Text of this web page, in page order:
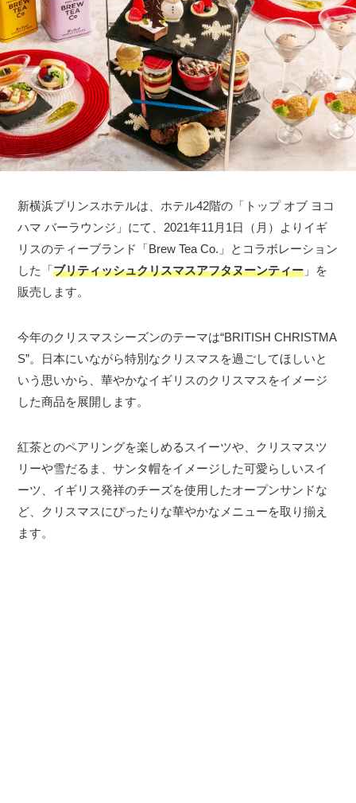
新横浜プリンスホテルは、ホテル42階の「トップ オブ ヨコ
ハマ バーラウンジ」にて、2021年11月1日（月）よりイギ
リスのティーブランド「Brew Tea Co.」とコラボレーション
した「ブリティッシュクリスマスアフタヌーンティー 」を
販売します。
今年のクリスマスシーズンのテーマは“BRITISH CHRISTMA
S”。日本にいながら特別なクリスマスを過ごしてほしいと
いう思いから、華やかなイギリスのクリスマスをイメージ
した商品を展開します。
紅茶とのペアリングを楽しめるスイーツや、クリスマスツ
リーや雪だるま、サンタ帽をイメージした可愛らしいスイ
ーツ、イギリス発祥のチーズを使用したオープンサンドな
ど、クリスマスにぴったりな華やかなメニューを取り揃え
ます。